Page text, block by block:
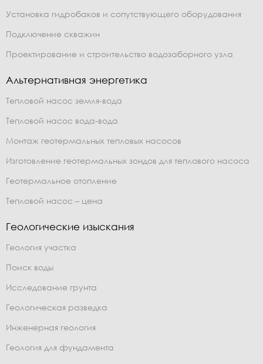
Установка гидробаков и сопутствующего оборудования
Подключение скважин
Проектирование и строительство водозаборного узла
Альтернативная энергетика
Тепловой насос земля-вода
Тепловой насос вода-вода
Монтаж геотермальных тепловых насосов
Изготовление геотермальных зондов для теплового насоса
Геотермальное отопление
Тепловой насос – цена
Геологические изыскания
Геология участка
Поиск воды
Исследование грунта
Геологическая разведка
Инженерная геология
Геология для фундамента